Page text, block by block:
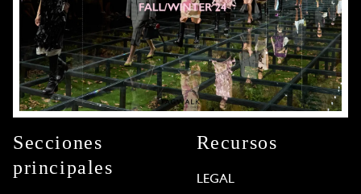
Secciones
principales
Recursos
LEGAL